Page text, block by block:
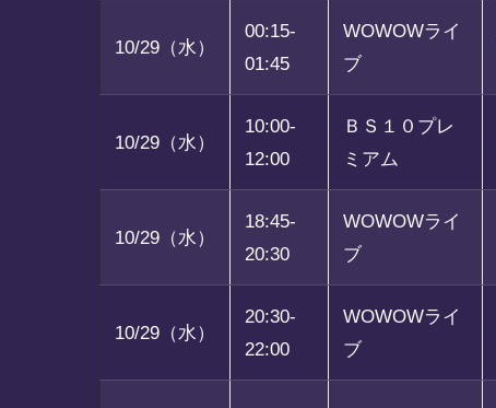
10/29（水）
00:15-
01:45
WOWOWライ
ブ
10/29（水）
10:00-
12:00
ＢＳ１０プレ
ミアム
10/29（水）
18:45-
20:30
WOWOWライ
ブ
10/29（水）
20:30-
22:00
WOWOWライ
ブ